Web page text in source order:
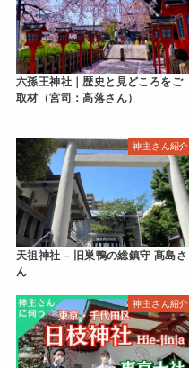
六孫王神社｜歴史と見どころをご
取材（宮司：高落さん）
神主さん紹介
天祖神社 – 旧巣鴨の総鎮守 髙島さ
ん
神主さん紹介